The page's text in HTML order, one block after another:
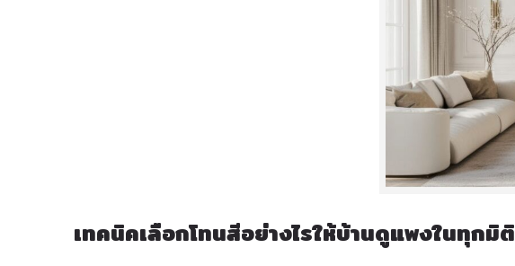
เทคนิคเลือกโทนสีอย่างไรให้บ้านดูแพงในทุกมิติ